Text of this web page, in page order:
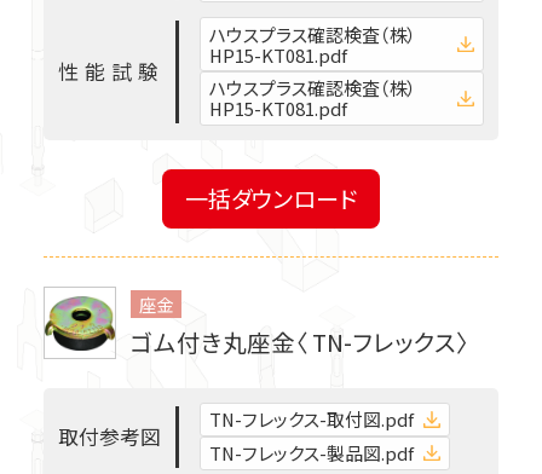
性 能 試 験
ハウスプラス確認検査（株）
HP15-KT081.pdf
ハウスプラス確認検査（株）
HP15-KT081.pdf
一括ダウンロード
座金
ゴム付き丸座金〈 TN-フレックス〉
取付参考図
TN-フレックス-取付図.pdf
TN-フレックス-製品図.pdf